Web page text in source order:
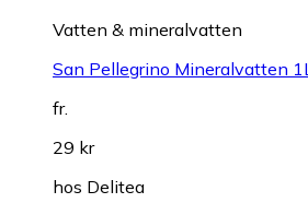
Vatten & mineralvatten
San Pellegrino Mineralvatten 1L
fr.
29 kr
hos Delitea